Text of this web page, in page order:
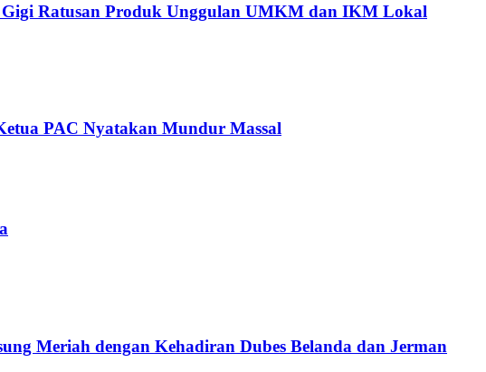
Ratusan Produk Unggulan UMKM dan IKM Lokal
PAC Nyatakan Mundur Massal
Meriah dengan Kehadiran Dubes Belanda dan Jerman